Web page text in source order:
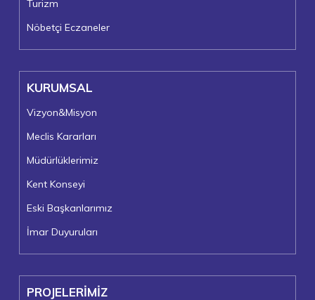
Turizm
Nöbetçi Eczaneler
KURUMSAL
Vizyon&Misyon
Meclis Kararları
Müdürlüklerimiz
Kent Konseyi
Eski Başkanlarımız
İmar Duyuruları
PROJELERİMİZ